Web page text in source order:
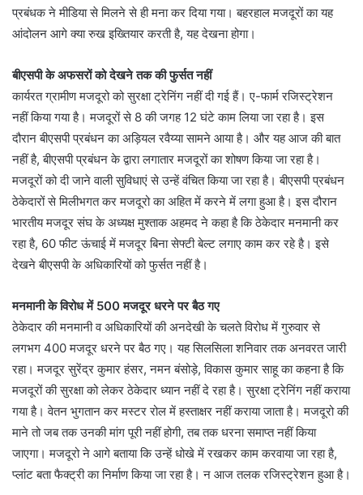
प्रबंधक ने मीडिया से मिलने से ही मना कर दिया गया। बहरहाल मजदूरों का यह
आंदोलन आगे क्या रुख इख्तियार करती है, यह देखना होगा।
बीएसपी के अफसरों को देखने तक की फुर्सत नहीं
कार्यरत ग्रामीण मजदूरो को सुरक्षा ट्रेनिंग नहीं दी गई हैं। ए-फार्म रजिस्ट्रेशन
नहीं किया गया है। मजदूरों से 8 की जगह 12 घंटे काम लिया जा रहा है। इस
दौरान बीएसपी प्रबंधन का अड़ियल रवैय्या सामने आया है। और यह आज की बात
नहीं है, बीएसपी प्रबंधन के द्वारा लगातार मजदूरों का शोषण किया जा रहा है।
मजदूरों को दी जाने वाली सुविधाएं से उन्हें वंचित किया जा रहा है। बीएसपी प्रबंधन
ठेकेदारों से मिलीभगत कर मजदूरो का अहित में करने में लगा हुआ है। इस दौरान
भारतीय मजदूर संघ के अध्यक्ष मुश्ताक अहमद ने कहा है कि ठेकेदार मनमानी कर
रहा है, 60 फीट ऊंचाई में मजदूर बिना सेफ्टी बेल्ट लगाए काम कर रहे है। इसे
देखने बीएसपी के अधिकारियों को फुर्सत नहीं है।
मनमानी के विरोध में 500 मजदूर धरने पर बैठ गए
ठेकेदार की मनमानी व अधिकारियों की अनदेखी के चलते विरोध में गुरुवार से
लगभग 400 मजदूर धरने पर बैठ गए। यह सिलसिला शनिवार तक अनवरत जारी
रहा। मजदूर सुरेंद्र कुमार हंसर, नमन बंसोड़े, विकास कुमार साहू का कहना है कि
मजदूरों की सुरक्षा को लेकर ठेकेदार ध्यान नहीं दे रहा है। सुरक्षा ट्रेनिंग नहीं कराया
गया है। वेतन भुगतान कर मस्टर रोल में हस्ताक्षर नहीं कराया जाता है। मजदूरो की
माने तो जब तक उनकी मांग पूरी नहीं होगी, तब तक धरना समाप्त नहीं किया
जाएगा। मजदूरो ने आगे बताया कि उन्हें धोखे में रखकर काम करवाया जा रहा है,
प्लांट बता फैक्ट्री का निर्माण किया जा रहा है। न आज तलक रजिस्ट्रेशन हुआ है।